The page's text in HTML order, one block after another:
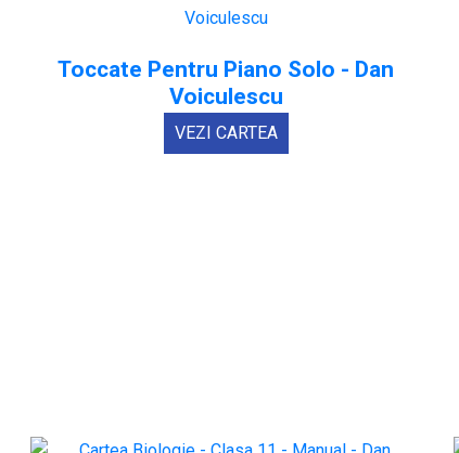
Toccate Pentru Piano Solo - Dan
Voiculescu
VEZI CARTEA